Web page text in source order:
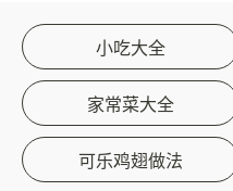
小吃大全
家常菜大全
可乐鸡翅做法